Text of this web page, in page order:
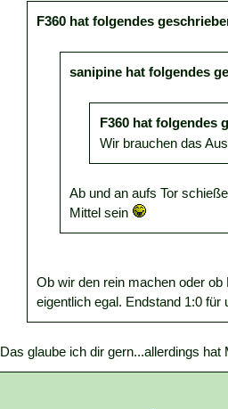
F360 hat folgendes
sanipine hat folgendes
F360 hat folgendes
Wir brauchen das
Ab und an aufs Tor
Mittel sein
Ob wir den rein machen oder
eigentlich egal. Endstand 1:0
Das glaube ich dir gern...allerdings